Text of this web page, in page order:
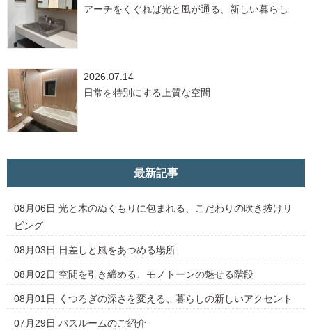
アーチをくぐれば光と風が通る、新しい暮らし
2026.07.14
日常を特別にする上質な空間
最新記事
08月06日 光と木のぬくもりに包まれる、こだわりの吹き抜けリ
ビング
08月03日 日差しと風をあつめる場所
08月02日 空間を引き締める、モノトーンの魅せる階段
08月01日 くつろぎの深さを変える、暮らしの新しいアクセント
07月29日 バスルームのご紹介